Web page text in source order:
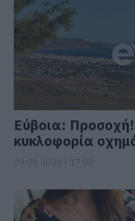
Εύβοια:
κυκλοφορία